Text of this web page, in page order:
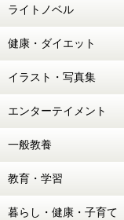
ライトノベル
健康・ダイエット
イラスト・写真集
エンターテイメント
一般教養
教育・学習
暮らし・健康・子育て